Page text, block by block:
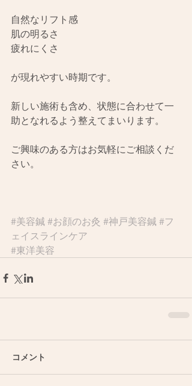
自然なリフト感
肌の明るさ
疲れにくさ
が現れやすい時期です。
新しい施術も含め、状態に合わせて一
助となれるよう整えてまいります。
ご興味のある方はお気軽にご相談くだ
さい。
#美容鍼 #お顔のお灸 #神戸美容鍼 #フ
ェイスラインケア
#東洋美容
コメント